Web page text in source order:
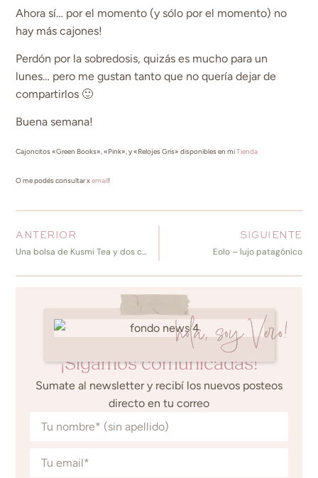
Ahora sí… por el momento (y sólo por el momento) no
hay más cajones!
Perdón por la sobredosis, quizás es mucho para un
lunes… pero me gustan tanto que no quería dejar de
compartirlos 🙂
Buena semana!
Cajoncitos «Green Books», «Pink», y «Relojes Gris» disponibles en miTienda
O me podés consultar xemail!
ANTERIOR
Una bolsa de Kusmi Tea y dos cuadritos DIY
SIGUIENTE
Eolo – lujo patagónico
hola, soy Vero!
¡Sigamos comunicadas!
Sumate al newsletter y recibí los nuevos posteos
directo en tu correo